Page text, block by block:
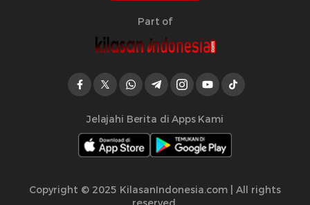
Part of
Jelajahi Berita di Apps Kami
Copyright © 2025 KilasanIndonesia.com | All rights